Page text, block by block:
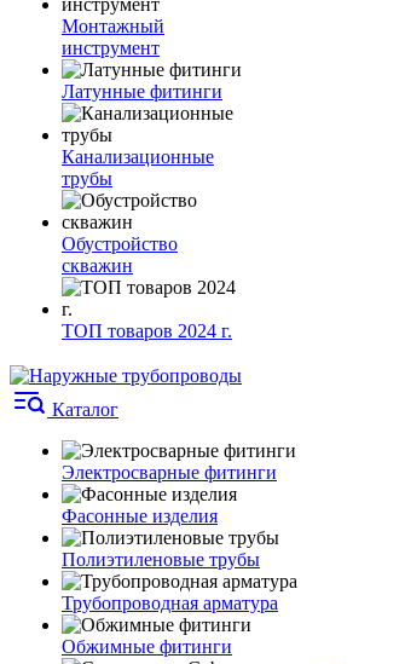
Монтажный
инструмент
Латунные фитинги
Канализационные
трубы
Обустройство
скважин
ТОП товаров 2024 г.
Каталог
Электросварные фитинги
Фасонные изделия
Полиэтиленовые трубы
Трубопроводная арматура
Обжимные фитинги